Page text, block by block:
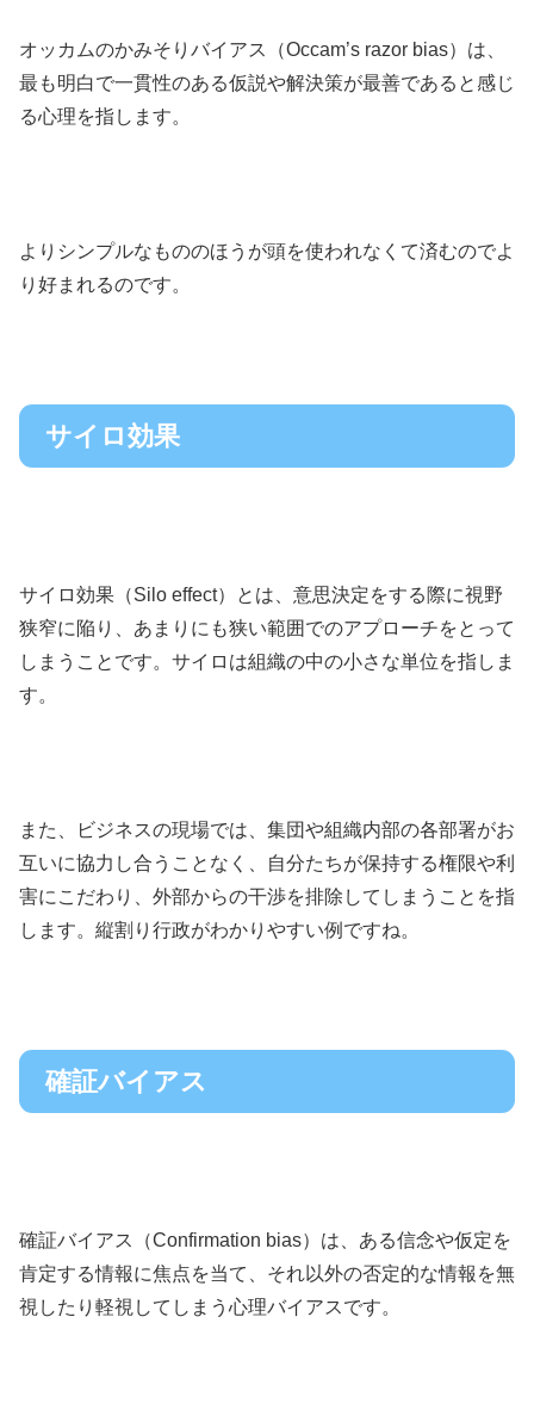
オッカムのかみそりバイアス（Occam’s razor bias）は、
最も明白で一貫性のある仮説や解決策が最善であると感じ
る心理を指します。
よりシンプルなもののほうが頭を使われなくて済むのでよ
り好まれるのです。
サイロ効果
サイロ効果（Silo effect）とは、意思決定をする際に視野
狭窄に陥り、あまりにも狭い範囲でのアプローチをとって
しまうことです。サイロは組織の中の小さな単位を指しま
す。
また、ビジネスの現場では、集団や組織内部の各部署がお
互いに協力し合うことなく、自分たちが保持する権限や利
害にこだわり、外部からの干渉を排除してしまうことを指
します。縦割り行政がわかりやすい例ですね。
確証バイアス
確証バイアス（Confirmation bias）は、ある信念や仮定を
肯定する情報に焦点を当て、それ以外の否定的な情報を無
視したり軽視してしまう心理バイアスです。